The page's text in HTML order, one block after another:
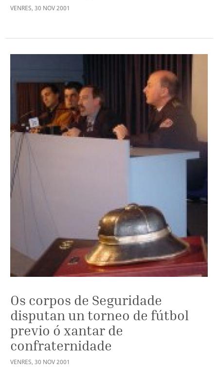
VENRES, 30 NOV2001
Os corpos de Seguridade
disputan un torneo de fútbol
previo ó xantar de
confraternidade
VENRES, 30 NOV2001